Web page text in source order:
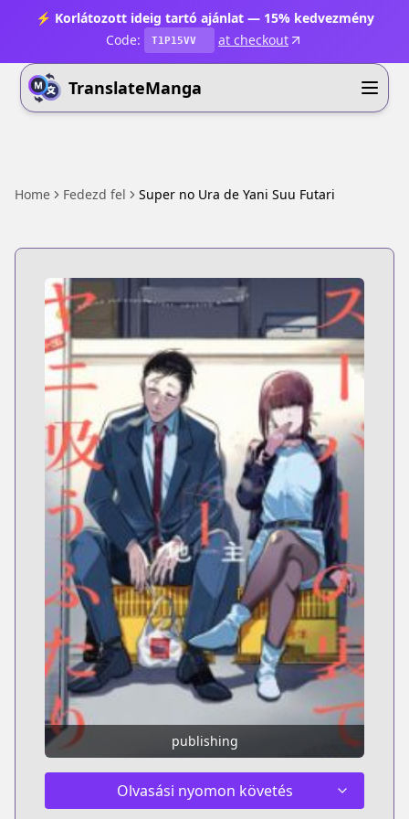
⚡ Korlátozott ideig tartó ajánlat — 15% kedvezmény
Code:
T1P15VV at checkout
TranslateManga
Home Fedezd fel Super no Ura de Yani Suu Futari
publishing
Olvasási nyomon követés